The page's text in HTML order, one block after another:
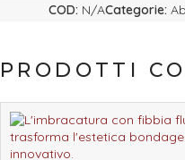
COD: N/ACategorie:
PRODOTTI